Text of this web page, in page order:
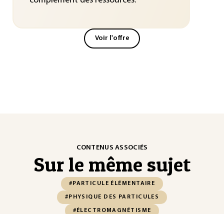
Voir l'offre
CONTENUS ASSOCIÉS
Sur le même sujet
#PARTICULE ÉLÉMENTAIRE
#PHYSIQUE DES PARTICULES
#ÉLECTROMAGNÉTISME